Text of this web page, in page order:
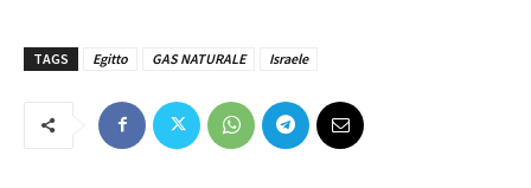
TAGS Egitto GAS NATURALE Israele